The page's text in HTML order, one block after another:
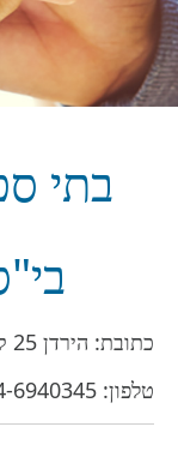
בתי
כתובת: הירדן 25 קרית שמונה
טלפון: 6940345